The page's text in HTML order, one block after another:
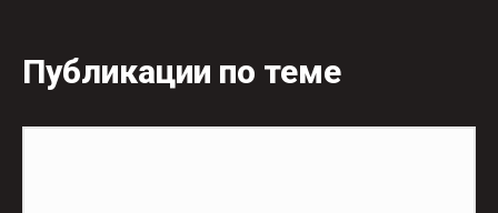
Публикации по теме